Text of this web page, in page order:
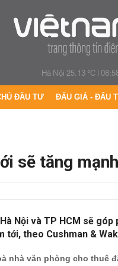
Hà Nội 25.13 °C|
ĐẦU TƯ ĐẤU GIÁ - ĐẤU
sẽ tăng
Nội và TP HCM sẽ góp
tới, theo Cushman &
nhà văn phòng cho thuê